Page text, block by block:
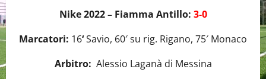
Nike 2022 – Fiamma Antillo: 3-0
Marcatori: 16‘Savio, 60′ su rig. Rigano, 75′ Monaco
Arbitro: Alessio Laganà di Messina